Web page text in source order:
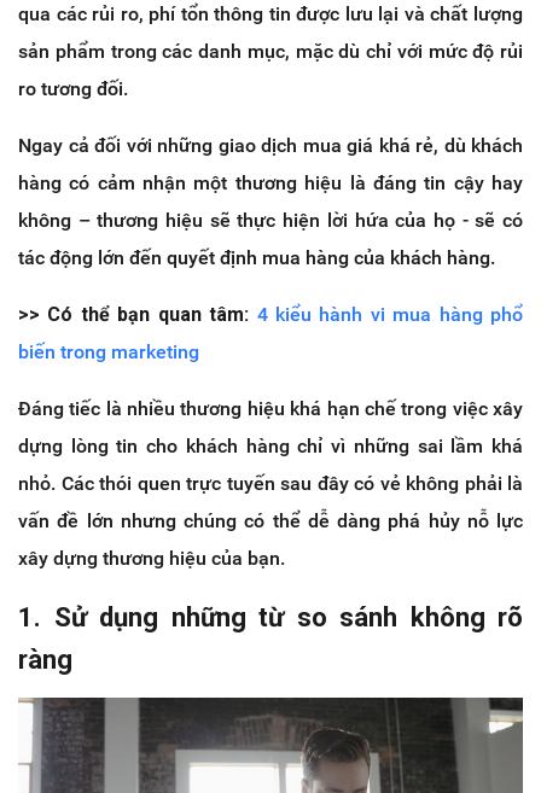
qua các rủi ro, phí tổn thông tin được lưu lại và chất lượng
sản phẩm trong các danh mục, mặc dù chỉ với mức độ rủi
ro tương đối.
Ngay cả đối với những giao dịch mua giá khá rẻ, dù khách
hàng có cảm nhận một thương hiệu là đáng tin cậy hay
không – thương hiệu sẽ thực hiện lời hứa của họ - sẽ có
tác động lớn đến quyết định mua hàng của khách hàng.
>> Có thể bạn quan tâm: 4 kiểu hành vi mua hàng phổ
biến trong marketing
Đáng tiếc là nhiều thương hiệu khá hạn chế trong việc xây
dựng lòng tin cho khách hàng chỉ vì những sai lầm khá
nhỏ. Các thói quen trực tuyến sau đây có vẻ không phải là
vấn đề lớn nhưng chúng có thể dễ dàng phá hủy nỗ lực
xây dựng thương hiệu của bạn.
1. Sử dụng những từ so sánh không rõ
ràng